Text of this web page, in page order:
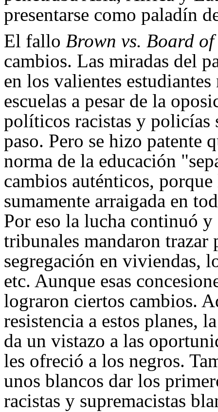
presentarse como paladín
El fallo Brown vs. Board
cambios. Las miradas del
en los valientes
escuelas a pesar de la
políticos racistas y policías
paso. Pero se hizo patente
norma de la educación
cambios auténticos,
sumamente arraigada en
Por eso la lucha continuó y
tribunales mandaron trazar
segregación en viviendas,
etc. Aunque esas
lograron ciertos cambios.
resistencia a estos planes,
da un vistazo a las
les ofreció a los negros.
unos blancos dar los
racistas y supremacistas